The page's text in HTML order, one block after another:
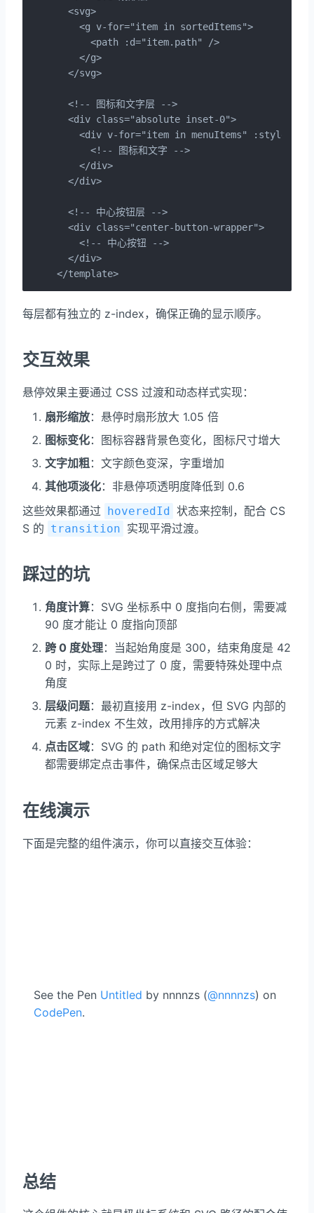
  <svg>
    <g v-for="item in sortedItems">
      <path :d="item.path" />
    </g>
  </svg>
  <!-- 图标和文字层 -->
  <div class="absolute inset-0">
<div v-for="item in menuItems" :style="{
      <!-- 图标和文字 -->
    </div>
  </div>
  <!-- 中心按钮层 -->
  <div class="center-button-wrapper">
    <!-- 中心按钮 -->
  </div>
</template>
每层都有独立的 z-index，确保正确的显示顺序。
交互效果
悬停效果主要通过 CSS 过渡和动态样式实现：
扇形缩放：悬停时扇形放大 1.05 倍
图标变化：图标容器背景色变化，图标尺寸增大
文字加粗 ：文字颜色变深，字重增加
其他项淡化：非悬停项透明度降低到 0.6
这些效果都通过 hoveredId 状态来控制，配合 CS
S 的 transition 实现平滑过渡。
踩过的坑
角度计算：SVG 坐标系中 0 度指向右侧，需要减
90 度才能让 0 度指向顶部
跨 0 度处理：当起始角度是 300，结束角度是 42
0 时，实际上是跨过了 0 度，需要特殊处理中点
角度
层级问题：最初直接用 z-index，但 SVG 内部的
元素 z-index 不生效，改用排序的方式解决
点击区域：SVG 的 path 和绝对定位的图标文字
都需要绑定点击事件，确保点击区域足够大
在线演示
下面是完整的组件演示，你可以直接交互体验：
See the Pen Untitled by nnnnzs (@nnnnzs) on
CodePen.
总结